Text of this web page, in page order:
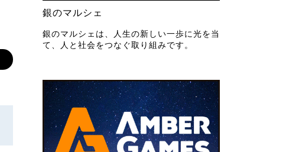
銀のマルシェ
銀のマルシェは、人生の新しい一歩に光を当
て、人と社会をつなぐ取り組みです。